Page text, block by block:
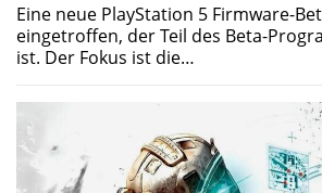
Eine neue PlayStation 5 Firmware-
eingetroffen, der Teil des Beta-
ist. Der Fokus ist die…